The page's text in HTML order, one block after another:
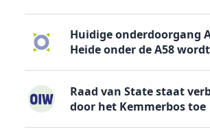
Huidige onderdoorgang
Heide onder de A58
Raad van State staat
door het Kemmerbos toe